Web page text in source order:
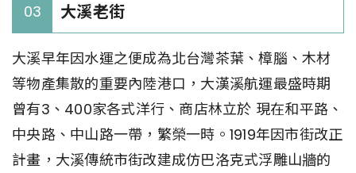
03 大溪老街
大溪早年因水運之便成為北台灣茶葉、樟腦、木材
等物產集散的重要內陸港口，大漢溪航運最盛時期
曾有3、400家各式洋行、商店林立於 現在和平路、
中央路、中山路一帶，繁榮一時。1919年因市街改正
計畫，大溪傳統市街改建成仿巴洛克式浮雕山牆的